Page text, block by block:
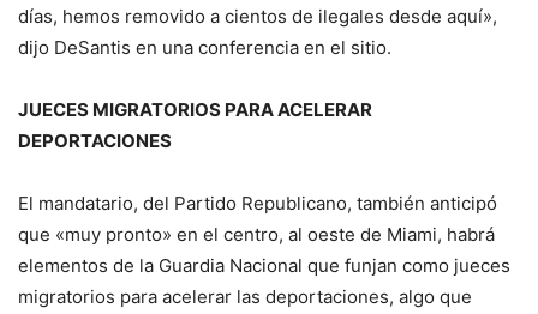
días, hemos removido a cientos de ilegales desde aquí»,
dijo DeSantis en una conferencia en el sitio.
JUECES MIGRATORIOS PARA ACELERAR
DEPORTACIONES
El mandatario, del Partido Republicano, también anticipó
que «muy pronto» en el centro, al oeste de Miami, habrá
elementos de la Guardia Nacional que funjan como jueces
migratorios para acelerar las deportaciones, algo que